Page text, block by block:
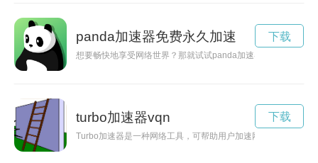
panda加速器免费永久加速
想要畅快地享受网络世界？那就试试panda加速器吧！它能帮
下载
turbo加速器vqn
Turbo加速器是一种网络工具，可帮助用户加速网页加载、在线
下载